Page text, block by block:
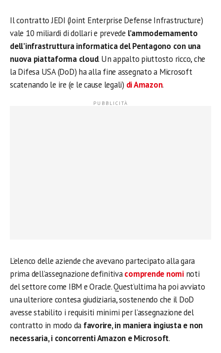
Il contratto JEDI (Joint Enterprise Defense Infrastructure)
vale 10 miliardi di dollari e prevede l’ammodernamento
dell’infrastruttura informatica del Pentagono con una
nuova piattaforma cloud. Un appalto piuttosto ricco, che
la Difesa USA (DoD) ha alla fine assegnato a Microsoft
scatenando le ire (e le cause legali) di Amazon.
L’elenco delle aziende che avevano partecipato alla gara
prima dell’assegnazione definitivacomprende nominoti
del settore come IBM e Oracle. Quest’ultima ha poi avviato
una ulteriore contesa giudiziaria, sostenendo che il DoD
avesse stabilito i requisiti minimi per l’assegnazione del
contratto in modo da favorire, in maniera ingiusta e non
necessaria, i concorrenti Amazon e Microsoft.